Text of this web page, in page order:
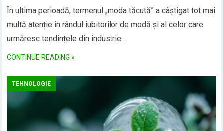
În ultima perioadă, termenul „moda tăcută” a câștigat tot mai
multă atenție în rândul iubitorilor de modă și al celor care
urmăresc tendințele din industrie….
CONTINUE READING »
TEHNOLOGIE